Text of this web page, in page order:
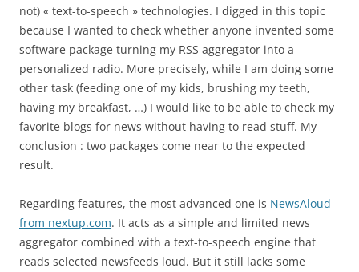
not) « text-to-speech » technologies. I digged in this topic
because I wanted to check whether anyone invented some
software package turning my RSS aggregator into a
personalized radio. More precisely, while I am doing some
other task (feeding one of my kids, brushing my teeth,
having my breakfast, …) I would like to be able to check my
favorite blogs for news without having to read stuff. My
conclusion : two packages come near to the expected
result.
Regarding features, the most advanced one is NewsAloud
from nextup.com. It acts as a simple and limited news
aggregator combined with a text-to-speech engine that
reads selected newsfeeds loud. But it still lacks some